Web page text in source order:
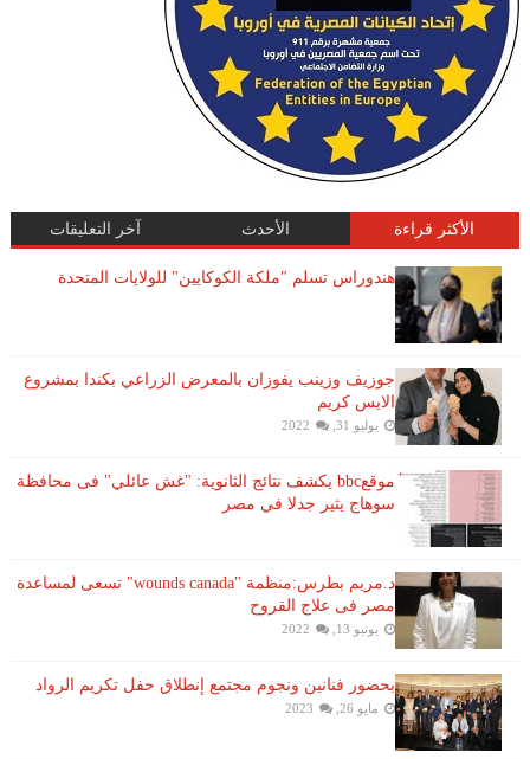
الأكثر قراءة الأحدث آخر التعليقات
هندوراس تسلم "ملكة الكوكايين" للولايات المتحدة
جوزيف وزينب يفوزان بالمعرض الزراعي بكندا بمشروع
الايس كريم
يوليو 31, 2022
موقعbbc يكشف نتائج الثانوية: "غش عائلي" فى محافظة
سوهاج يثير جدلا في مصر
د.مريم بطرس:منظمة "wounds canada" تسعى لمساعدة
مصر فى علاج القروح
يونيو 13, 2022
بحضور فنانين ونجوم مجتمع إنطلاق حفل تكريم الرواد
مايو 26, 2023